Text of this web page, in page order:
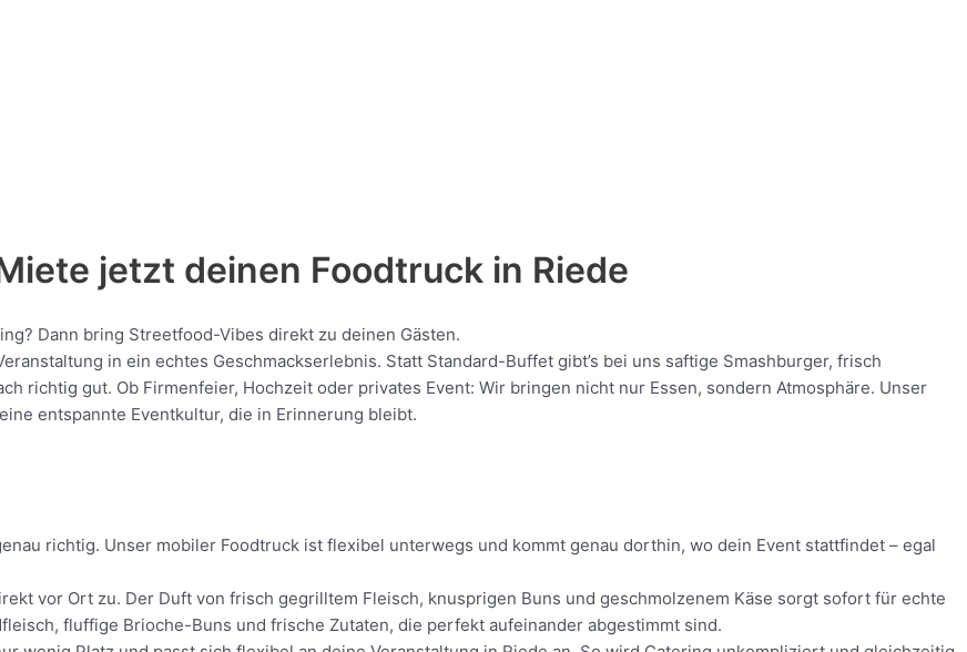
jetzt deinen Foodtruck in Riede
Dann bring Streetfood-Vibes direkt zu deinen Gästen.
in ein echtes Geschmackserlebnis. Statt Standard-Buffet gibt’s bei uns saftige Smashburger, frisch
richtig gut. Ob Firmenfeier, Hochzeit oder privates Event: Wir bringen nicht nur Essen, sondern Atmosphäre. Unser
entspannte Eventkultur, die in Erinnerung bleibt.
richtig. Unser mobiler Foodtruck ist flexibel unterwegs und kommt genau dorthin, wo dein Event stattfindet – egal
vor Ort zu. Der Duft von frisch gegrilltem Fleisch, knusprigen Buns und geschmolzenem Käse sorgt sofort für echte
fluffige Brioche-Buns und frische Zutaten, die perfekt aufeinander abgestimmt sind.